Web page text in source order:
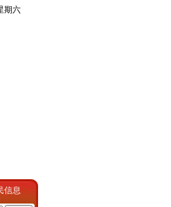
期六
信息